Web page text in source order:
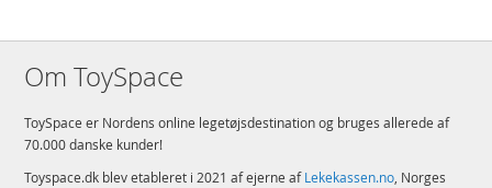
Om ToySpace
ToySpace er Nordens online legetøjsdestination og bruges allerede af
70.000 danske kunder!
Toyspace.dk blev etableret i 2021 af ejerne afLekekassen.no, Norges